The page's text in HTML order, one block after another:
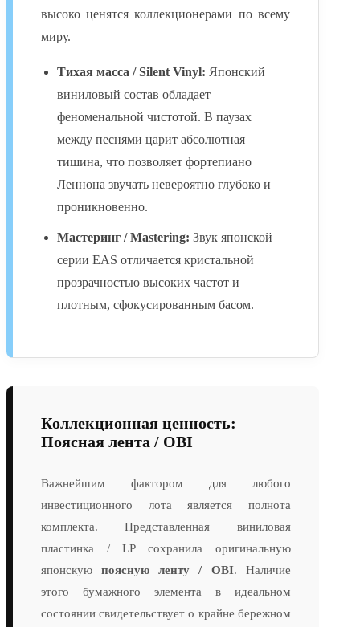
высоко ценятся коллекционерами по всему
миру.
Тихая масса / Silent Vinyl: Японский
виниловый состав обладает
феноменальной чистотой. В паузах
между песнями царит абсолютная
тишина, что позволяет фортепиано
Леннона звучать невероятно глубоко и
проникновенно.
Мастеринг / Mastering: Звук японской
серии EAS отличается кристальной
прозрачностью высоких частот и
плотным, сфокусированным басом.
Коллекционная ценность:
Поясная лента / OBI
Важнейшим фактором для любого
инвестиционного лота является полнота
комплекта. Представленная виниловая
пластинка / LP сохранила оригинальную
японскуюпоясную ленту / OBI. Наличие
этого бумажного элемента в идеальном
состоянии свидетельствует о крайне бережном